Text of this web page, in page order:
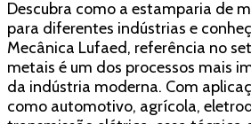
metais:
uma
solução
eficiente
e
de
Descubra como a estamparia de
para diferentes indústrias e
Mecânica Lufaed, referência no
metais é um dos processos mais
da indústria moderna. Com
como automotivo, agrícola,